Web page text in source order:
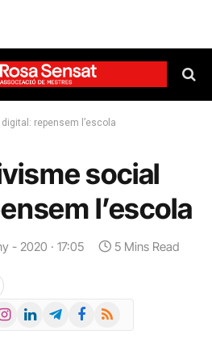
repensem l’escola
social
l’escola
- 2020 · 17:05 5 Mins Read
LinkedInTelegramFacebook
RSS